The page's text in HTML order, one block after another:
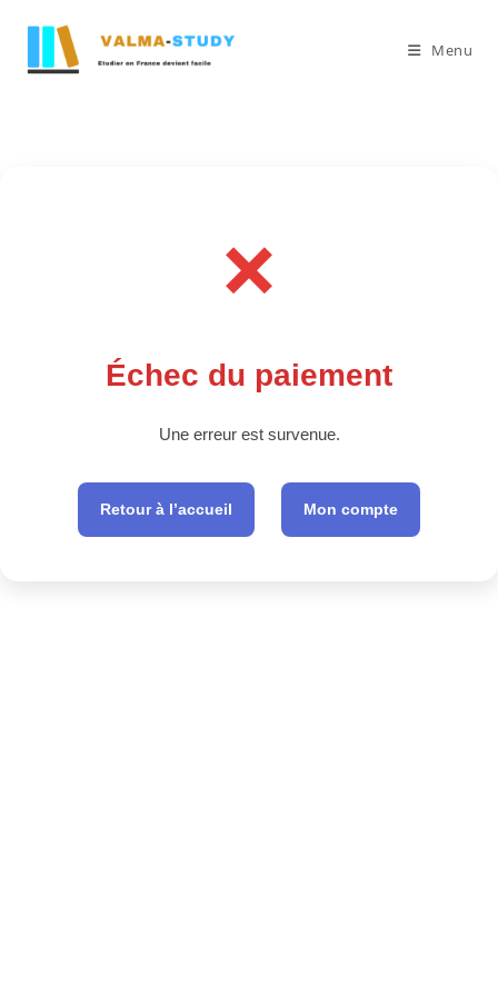
Menu
❌
Échec du paiement
Une erreur est survenue.
Retour à l’accueil Mon compte